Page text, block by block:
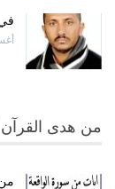
من هدى القرآن